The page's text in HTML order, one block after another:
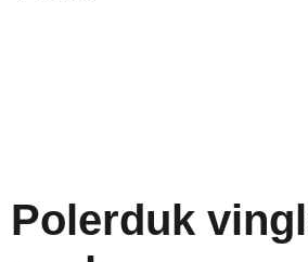
Polerduk